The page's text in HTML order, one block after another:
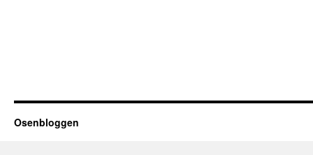
Osenbloggen